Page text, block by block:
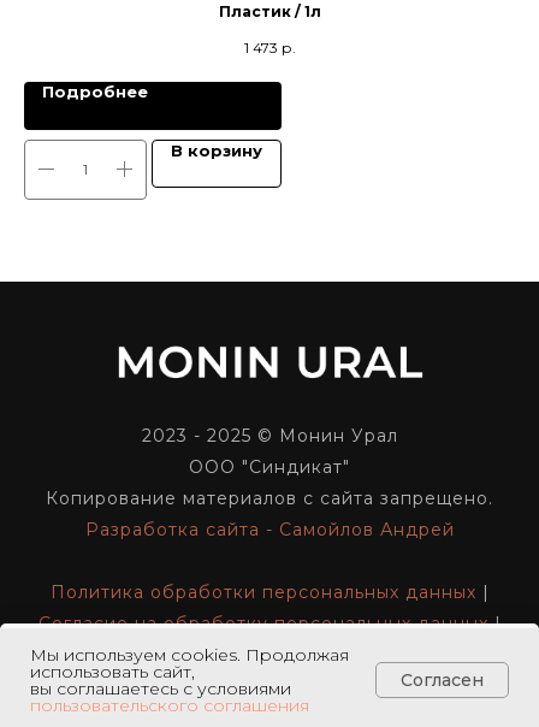
Мы используем cookies. Продолжая
использовать сайт,
вы соглашаетесь с условиями
пользовательского соглашения
Согласен
Пластик / 1л
1 473 р.
Подробнее
В корзину
2023 - 2025 © Монин Урал
ООО "Синдикат"
Копирование материалов с сайта запрещено.
Разработка сайта - Самойлов Андрей
Политика обработки персональных данных |
Согласие на обработку персональных данных|
Реквизиты компании